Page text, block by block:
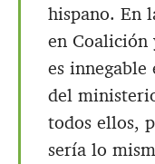
hispano. En
en Coalición
es
del
todos ellos,
sería lo